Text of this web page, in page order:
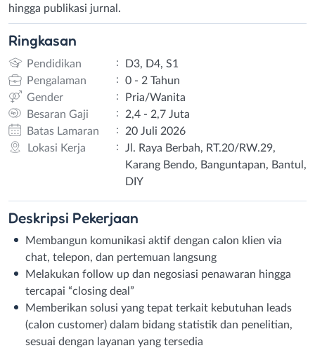
hingga publikasi jurnal.
Ringkasan
Pendidikan :
D3, D4, S1
Pengalaman
:
0 - 2 Tahun
Gender
:
Pria/Wanita
Besaran Gaji
:
2,4 - 2,7 Juta
Batas Lamaran
:
20 Juli 2026
Lokasi Kerja
:
Jl. Raya Berbah, RT.20/RW.29,
Karang Bendo, Banguntapan, Bantul,
DIY
Deskripsi Pekerjaan
Membangun komunikasi aktif dengan calon klien via
chat, telepon, dan pertemuan langsung
Melakukan follow up dan negosiasi penawaran hingga
tercapai “closing deal”
Memberikan solusi yang tepat terkait kebutuhan leads
(calon customer) dalam bidang statistik dan penelitian,
sesuai dengan layanan yang tersedia